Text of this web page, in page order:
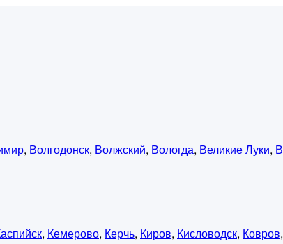
, Волгодонск, Волжский, Вологда, Великие Луки,
, Кемерово, Керчь, Киров, Кисловодск, Ковров,